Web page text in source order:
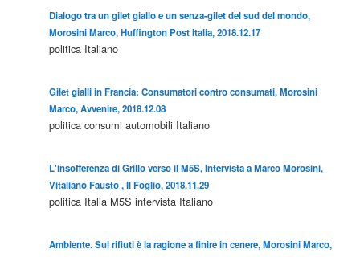
Dialogo tra un gilet giallo e un senza-gilet del sud del mondo,
Morosini Marco, Huffington Post Italia, 2018.12.17
politica Italiano
Gilet gialli in Francia: Consumatori contro consumati, Morosini
Marco, Avvenire, 2018.12.08
politica consumi automobili Italiano
L'insofferenza di Grillo verso il M5S, Intervista a Marco Morosini,
Vitaliano Fausto , Il Foglio, 2018.11.29
politica Italia M5S intervista Italiano
Ambiente. Sui rifiuti è la ragione a finire in cenere, Morosini Marco,